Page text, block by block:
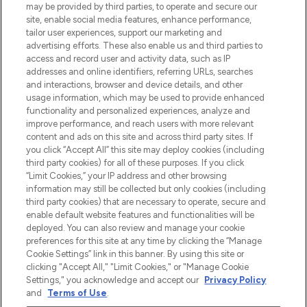
beautybestemming van Europa, met de
beste huidverzorging, haarproducten en
make-up van meer dan 200 topmerken.
Shop online of via de app, met gratis
verzending vanaf €40.
Cookie-toestemming
Do Not Sell or Share My Personal
Information
HELP & INFORMATIE
BEDRIJFSINFORMATIE
OVER LOOKFANTASTIC
may be provided by third parties, to operate and secure our
site, enable social media features, enhance performance,
tailor user experiences, support our marketing and
advertising efforts. These also enable us and third parties to
access and record user and activity data, such as IP
addresses and online identifiers, referring URLs, searches
and interactions, browser and device details, and other
usage information, which may be used to provide enhanced
functionality and personalized experiences, analyze and
improve performance, and reach users with more relevant
content and ads on this site and across third party sites. If
you click “Accept All” this site may deploy cookies (including
third party cookies) for all of these purposes. If you click
“Limit Cookies,” your IP address and other browsing
information may still be collected but only cookies (including
third party cookies) that are necessary to operate, secure and
enable default website features and functionalities will be
deployed. You can also review and manage your cookie
preferences for this site at any time by clicking the “Manage
Cookie Settings” link in this banner. By using this site or
clicking "Accept All," "Limit Cookies," or "Manage Cookie
Settings," you acknowledge and accept our Privacy Policy
and
Terms of Use.